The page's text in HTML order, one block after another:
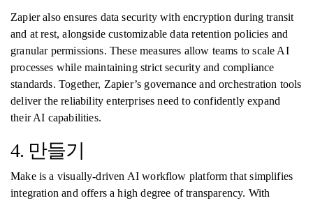
Zapier also ensures data security with encryption during transit
and at rest, alongside customizable data retention policies and
granular permissions. These measures allow teams to scale AI
processes while maintaining strict security and compliance
standards. Together, Zapier’s governance and orchestration tools
deliver the reliability enterprises need to confidently expand
their AI capabilities.
4. 만들기
Make is a visually-driven AI workflow platform that simplifies
integration and offers a high degree of transparency. With